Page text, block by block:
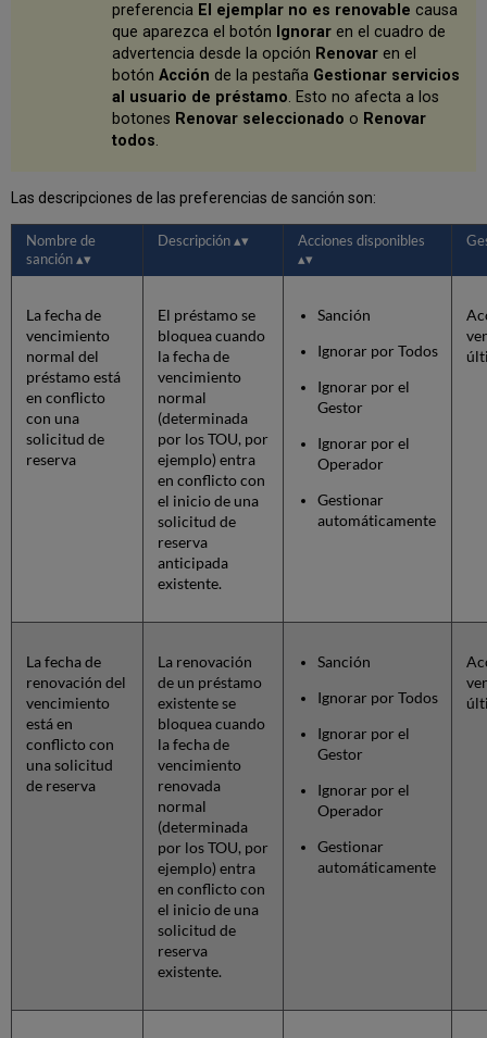
preferencia El ejemplar no es renovable causa
que aparezca el botón Ignoraren el cuadro de
advertencia desde la opción Renovaren el
botón Acción de la pestaña Gestionar servicios
al usuario de préstamo. Esto no afecta a los
botones Renovar seleccionado o Renovar
todos.
Las descripciones de las preferencias de sanción son:
Nombre de
sanción
Descripción Acciones disponibles
La fecha de
vencimiento
normal del
préstamo está
en conflicto
con una
solicitud de
reserva
El préstamo se
bloquea cuando
la fecha de
vencimiento
normal
(determinada
por los TOU, por
ejemplo) entra
en conflicto con
el inicio de una
solicitud de
reserva
anticipada
existente.
Sanción
Ignorar por Todos
Ignorar por el
Gestor
Ignorar por el
Operador
Gestionar
automáticamente
La fecha de
renovación del
vencimiento
está en
conflicto con
una solicitud
de reserva
La renovación
de un préstamo
existente se
bloquea cuando
la fecha de
vencimiento
renovada
normal
(determinada
por los TOU, por
ejemplo) entra
en conflicto con
el inicio de una
solicitud de
reserva
existente.
Sanción
Ignorar por Todos
Ignorar por el
Gestor
Ignorar por el
Operador
Gestionar
automáticamente